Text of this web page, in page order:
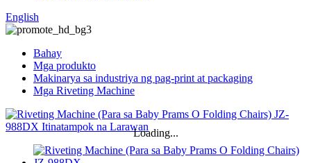
English
Bahay
Mga produkto
Makinarya sa industriya ng pag-print at packaging
Mga Riveting Machine
Loading...